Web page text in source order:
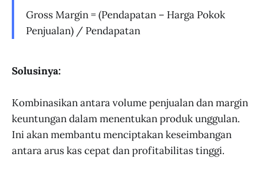
Gross Margin = (Pendapatan – Harga Pokok
Penjualan) / Pendapatan
Solusinya:
Kombinasikan antara volume penjualan dan margin
keuntungan dalam menentukan produk unggulan.
Ini akan membantu menciptakan keseimbangan
antara arus kas cepat dan profitabilitas tinggi.